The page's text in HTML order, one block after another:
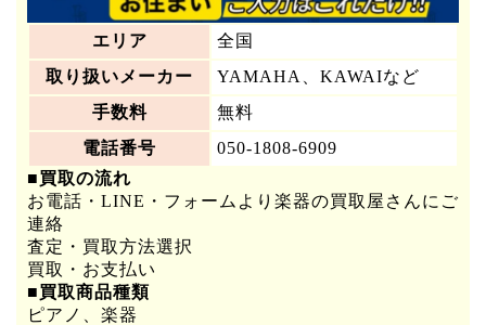
エリア
全国
取り扱いメーカー
YAMAHA、KAWAIなど
手数料
無料
電話番号
050-1808-6909
■買取の流れ
お電話・LINE・フォームより楽器の買取屋さんにご
連絡
査定・買取方法選択
買取・お支払い
■買取商品種類
ピアノ、楽器